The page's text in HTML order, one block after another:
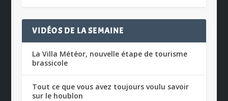
VIDÉOS DE LA SEMAINE
La Villa Météor, nouvelle étape de tourisme
brassicole
Tout ce que vous avez toujours voulu savoir
sur le houblon